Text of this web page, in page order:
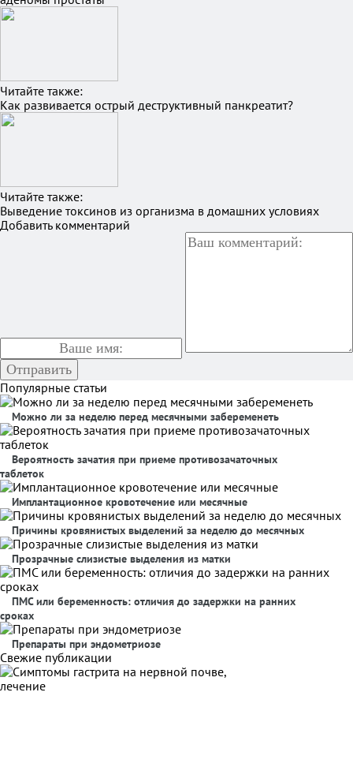
Читайте также:
Как развивается острый деструктивный панкреатит?
Читайте также:
Выведение токсинов из организма в домашних условиях
Добавить комментарий
Популярные статьи
Можно ли за неделю перед месячными забеременеть
Вероятность зачатия при приеме противозачаточных
таблеток
Имплантационное кровотечение или месячные
Причины кровянистых выделений за неделю до месячных
Прозрачные слизистые выделения из матки
ПМС или беременность: отличия до задержки на ранних
сроках
Препараты при эндометриозе
Свежие публикации